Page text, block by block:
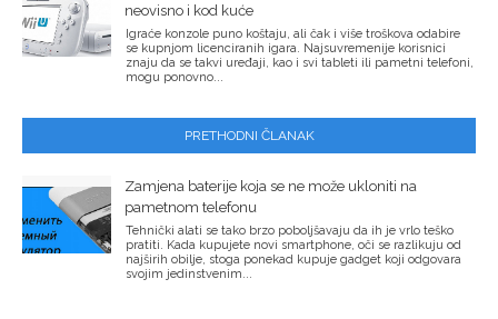
neovisno i kod kuće
Igraće konzole puno koštaju, ali čak i više troškova odabire
se kupnjom licenciranih igara. Najsuvremenije korisnici
znaju da se takvi uređaji, kao i svi tableti ili pametni telefoni,
mogu ponovno...
PRETHODNI ČLANAK
Zamjena baterije koja se ne može ukloniti na
pametnom telefonu
Tehnički alati se tako brzo poboljšavaju da ih je vrlo teško
pratiti. Kada kupujete novi smartphone, oči se razlikuju od
najširih obilje, stoga ponekad kupuje gadget koji odgovara
svojim jedinstvenim...